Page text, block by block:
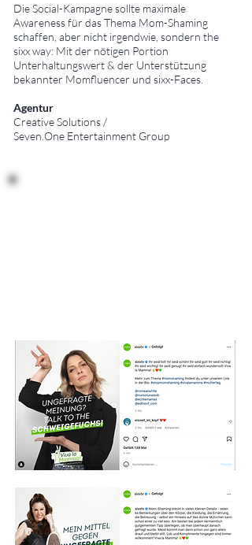
Die Social-Kampagne sollte maximale
Awareness für das Thema Mom-Shaming
schaffen, aber nicht irgendwie, sondern the
sixx way: Mit der nötigen Portion
Unterhaltungswert & der Unterstützung
bekannter Momfluencer und sixx-Faces.
Agentur
Creative Solutions /
Seven.One Entertainment Group